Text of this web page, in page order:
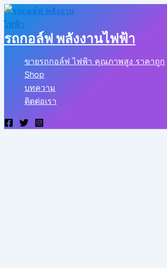
Skip
to
content
รถกอล์ฟ พลังงานไฟฟ้า
ขายรถกอล์ฟ ไฟฟ้า คุณภาพสูง ราคาถูก
Shop
บทความ
ติดต่อเรา